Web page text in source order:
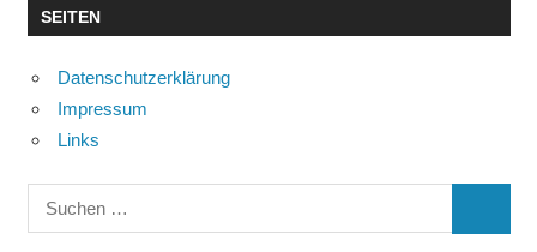
SEITEN
Datenschutzerklärung
Impressum
Links
Suchen
nach: